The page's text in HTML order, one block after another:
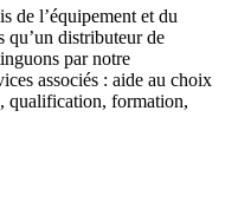
de l’équipement et du
qu’un distributeur de
par notre
associés : aide au choix
qualification, formation,